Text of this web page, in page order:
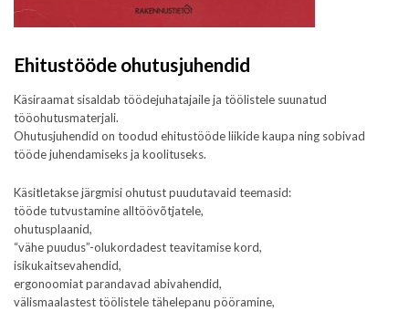
Ehitustööde ohutusjuhendid
Käsiraamat sisaldab töödejuhatajaile ja töölistele suunatud
tööohutusmaterjali.
Ohutusjuhendid on toodud ehitustööde liikide kaupa ning sobivad
tööde juhendamiseks ja koolituseks.
Käsitletakse järgmisi ohutust puudutavaid teemasid:
tööde tutvustamine alltöövõtjatele,
ohutusplaanid,
“vähe puudus”-olukordadest teavitamise kord,
isikukaitsevahendid,
ergonoomiat parandavad abivahendid,
välismaalastest töölistele tähelepanu pööramine,